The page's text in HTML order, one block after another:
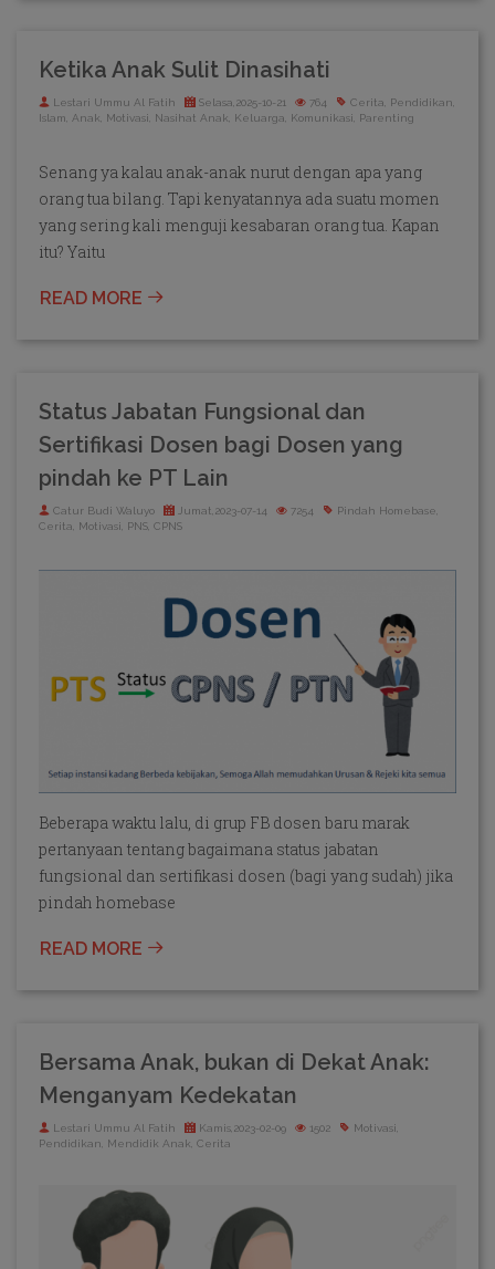
Ketika Anak Sulit Dinasihati
Lestari Ummu Al Fatih Selasa,2025-10-21 764
Cerita, Pendidikan,
Islam, Anak, Motivasi, Nasihat Anak, Keluarga, Komunikasi, Parenting
Senang ya kalau anak-anak nurut dengan apa yang
orang tua bilang. Tapi kenyatannya ada suatu momen
yang sering kali menguji kesabaran orang tua. Kapan
itu? Yaitu
READ MORE
Status Jabatan Fungsional dan
Sertifikasi Dosen bagi Dosen yang
pindah ke PT Lain
Catur Budi Waluyo Jumat,2023-07-14 7254
Pindah Homebase,
Cerita, Motivasi, PNS, CPNS
Beberapa waktu lalu, di grup FB dosen baru marak
pertanyaan tentang bagaimana status jabatan
fungsional dan sertifikasi dosen (bagi yang sudah) jika
pindah homebase
READ MORE
Bersama Anak, bukan di Dekat Anak:
Menganyam Kedekatan
Lestari Ummu Al Fatih Kamis,2023-02-09 1502
Motivasi,
Pendidikan, Mendidik Anak, Cerita